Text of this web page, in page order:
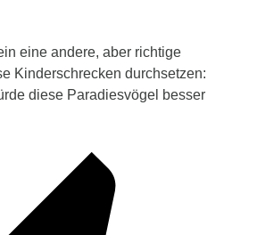
eine andere, aber richtige
Kinderschrecken durchsetzen:
diese Paradiesvögel besser